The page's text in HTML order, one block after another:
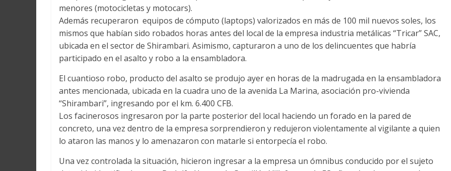
menores (motocicletas y motocars).
Además recuperaron equipos de cómputo (laptops) valorizados en más de 100 mil nuevos soles, los
mismos que habían sido robados horas antes del local de la empresa industria metálicas “Tricar” SAC,
ubicada en el sector de Shirambari. Asimismo, capturaron a uno de los delincuentes que habría
participado en el asalto y robo a la ensambladora.
El cuantioso robo, producto del asalto se produjo ayer en horas de la madrugada en la ensambladora
antes mencionada, ubicada en la cuadra uno de la avenida La Marina, asociación pro-vivienda
“Shirambari”, ingresando por el km. 6.400 CFB.
Los facinerosos ingresaron por la parte posterior del local haciendo un forado en la pared de
concreto, una vez dentro de la empresa sorprendieron y redujeron violentamente al vigilante a quien
lo ataron las manos y lo amenazaron con matarle si entorpecía el robo.
Una vez controlada la situación, hicieron ingresar a la empresa un ómnibus conducido por el sujeto